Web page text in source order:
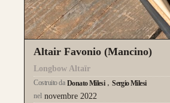
Altair Favonio (Mancino)
Longbow Altaïr
Costruito da Donato Milesi
Sergio Milesi
nel novembre 2022